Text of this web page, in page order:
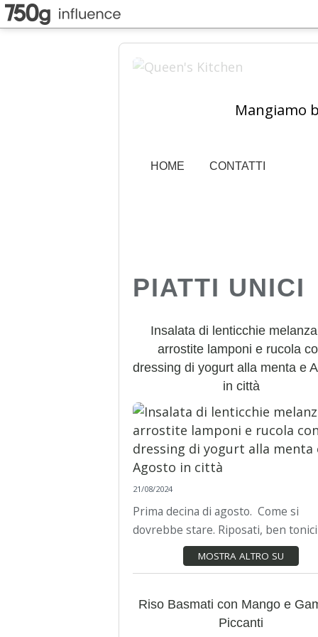
Mangiamo
HOME CONTATTI
PIATTI UNICI
Insalata di lenticchie
arrostite lamponi e rucola
dressing di yogurt alla menta e
in città
21/08/2024
Prima decina di agosto. Come si
dovrebbe stare. Riposati, ben
MOSTRA ALTRO SU
Riso Basmati con Mango e
Piccanti